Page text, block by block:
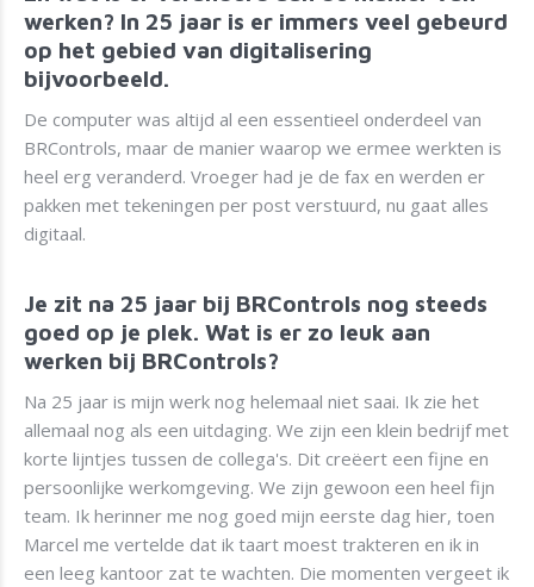
werken? In 25 jaar is er immers veel gebeurd
op het gebied van digitalisering
bijvoorbeeld.
De computer was altijd al een essentieel onderdeel van
BRControls, maar de manier waarop we ermee werkten is
heel erg veranderd. Vroeger had je de fax en werden er
pakken met tekeningen per post verstuurd, nu gaat alles
digitaal.
Je zit na 25 jaar bij BRControls nog steeds
goed op je plek. Wat is er zo leuk aan
werken bij BRControls?
Na 25 jaar is mijn werk nog helemaal niet saai. Ik zie het
allemaal nog als een uitdaging. We zijn een klein bedrijf met
korte lijntjes tussen de collega's. Dit creëert een fijne en
persoonlijke werkomgeving. We zijn gewoon een heel fijn
team. Ik herinner me nog goed mijn eerste dag hier, toen
Marcel me vertelde dat ik taart moest trakteren en ik in
een leeg kantoor zat te wachten. Die momenten vergeet ik